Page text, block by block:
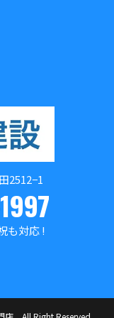
2512−1
も対応 !